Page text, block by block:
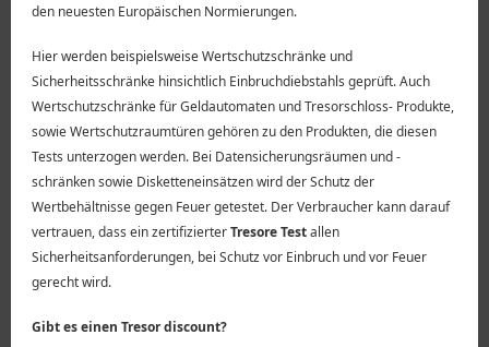
den neuesten Europäischen Normierungen.
Hier werden beispielsweise Wertschutzschränke und
Sicherheitsschränke hinsichtlich Einbruchdiebstahls geprüft. Auch
Wertschutzschränke für Geldautomaten und Tresorschloss- Produkte,
sowie Wertschutzraumtüren gehören zu den Produkten, die diesen
Tests unterzogen werden. Bei Datensicherungsräumen und -
schränken sowie Disketteneinsätzen wird der Schutz der
Wertbehältnisse gegen Feuer getestet. Der Verbraucher kann darauf
vertrauen, dass ein zertifizierterTresore Testallen
Sicherheitsanforderungen, bei Schutz vor Einbruch und vor Feuer
gerecht wird.
Gibt es einen Tresor discount?